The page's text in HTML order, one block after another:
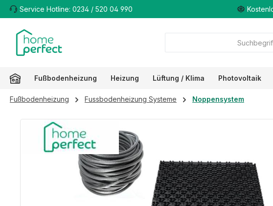
Hauptinhalt springen
Zur Suche springen
Zur Hauptnavigation springen
Service Hotline: 0234 / 520 04 990
Fußbodenheizung Heizung Lüftung / Klima Photovoltaik
Fußbodenheizung Fussbodenheizung Systeme Noppensystem
Bildergalerie überspringen